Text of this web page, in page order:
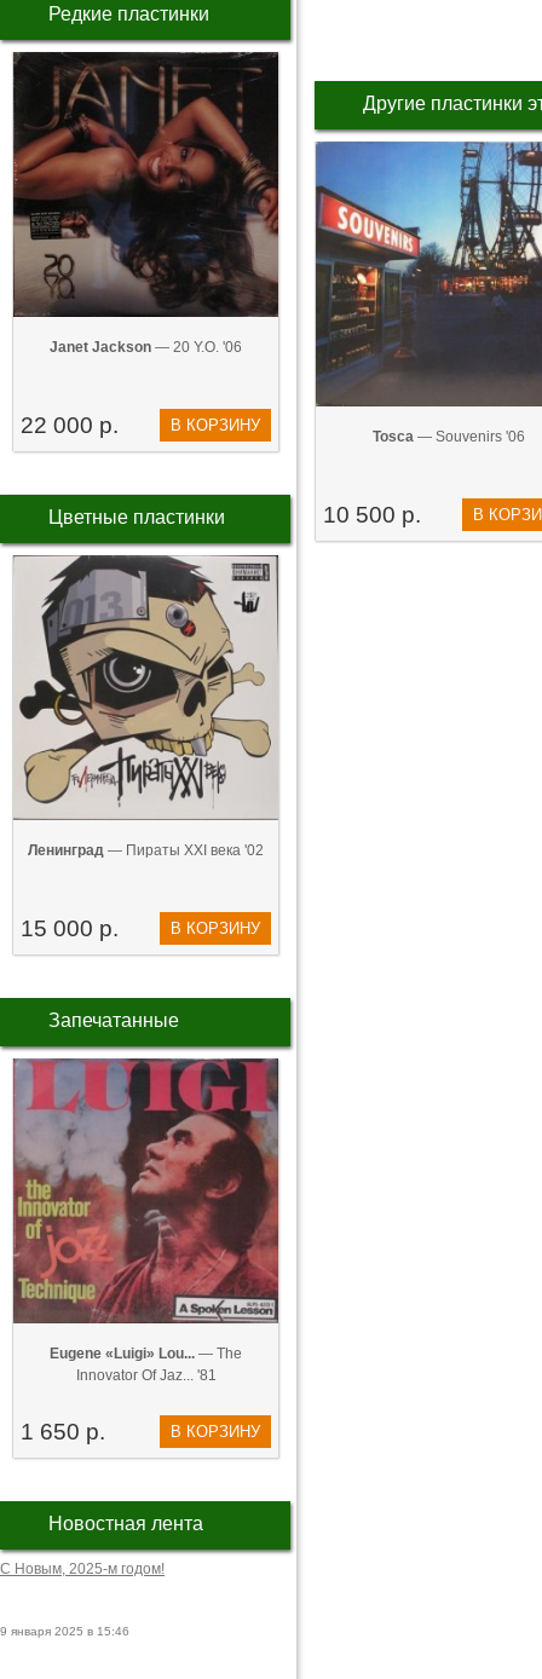
Редкие пластинки
Janet Jackson — 20 Y.O. '06
22 000 р. В КОРЗИНУ
Цветные пластинки
Ленинград — Пираты XXI века '02
15 000 р. В КОРЗИНУ
Запечатанные
Eugene «Luigi» Lou... — The
Innovator Of Jaz... '81
1 650 р. В КОРЗИНУ
Новостная лента
С Новым, 2025-м годом!
9 января 2025 в 15:46
Другие пластинки
Tosca— Souvenirs '06
10 500 р. В